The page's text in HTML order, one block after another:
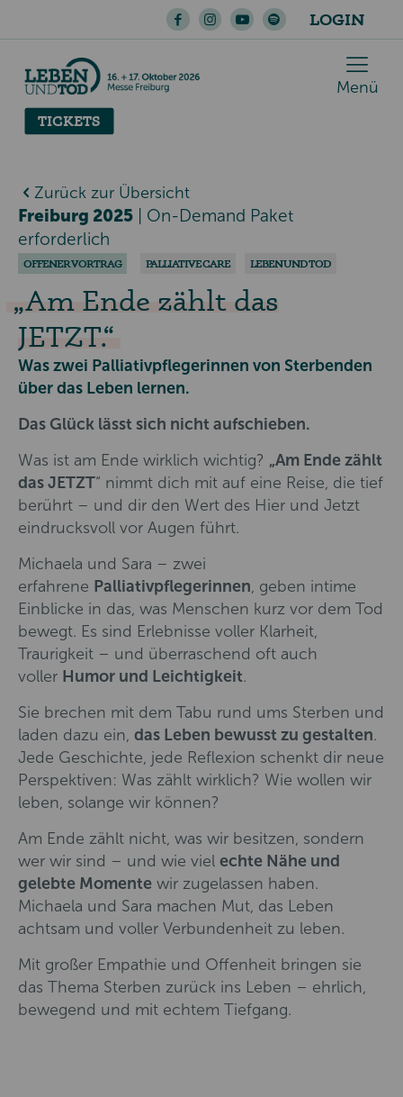
LOGIN
TICKETS
Menü
Zurück zur Übersicht
Freiburg 2025
On-Demand Paket
erforderlich
OFFENER VORTRAG PALLIATIVE CARE LEBEN UND TOD
Am Ende zählt das
JETZT.
Was zwei Palliativpflegerinnen von Sterbenden
über das Leben lernen.
Das Glück lässt sich nicht aufschieben.
Was ist am Ende wirklich wichtig? „Am Ende zählt
das JETZT“ nimmt dich mit auf eine Reise, die tief
berührt – und dir den Wert des Hier und Jetzt
eindrucksvoll vor Augen führt.
Michaela und Sara – zwei
erfahrene Palliativpflegerinnen, geben intime
Einblicke in das, was Menschen kurz vor dem Tod
bewegt. Es sind Erlebnisse voller Klarheit,
Traurigkeit – und überraschend oft auch
voller Humor und Leichtigkeit.
Sie brechen mit dem Tabu rund ums Sterben und
laden dazu ein, das Leben bewusst zu gestalten.
Jede Geschichte, jede Reflexion schenkt dir neue
Perspektiven: Was zählt wirklich? Wie wollen wir
leben, solange wir können?
Am Ende zählt nicht, was wir besitzen, sondern
wer wir sind – und wie viel echte Nähe und
gelebte Momente wir zugelassen haben.
Michaela und Sara machen Mut, das Leben
achtsam und voller Verbundenheit zu leben.
Mit großer Empathie und Offenheit bringen sie
das Thema Sterben zurück ins Leben – ehrlich,
bewegend und mit echtem Tiefgang.